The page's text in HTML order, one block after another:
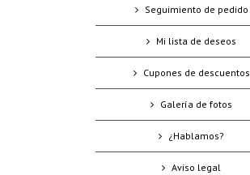
Seguimiento de pedido
Mi lista de deseos
Cupones de descuentos
Galería de fotos
¿Hablamos?
Aviso legal